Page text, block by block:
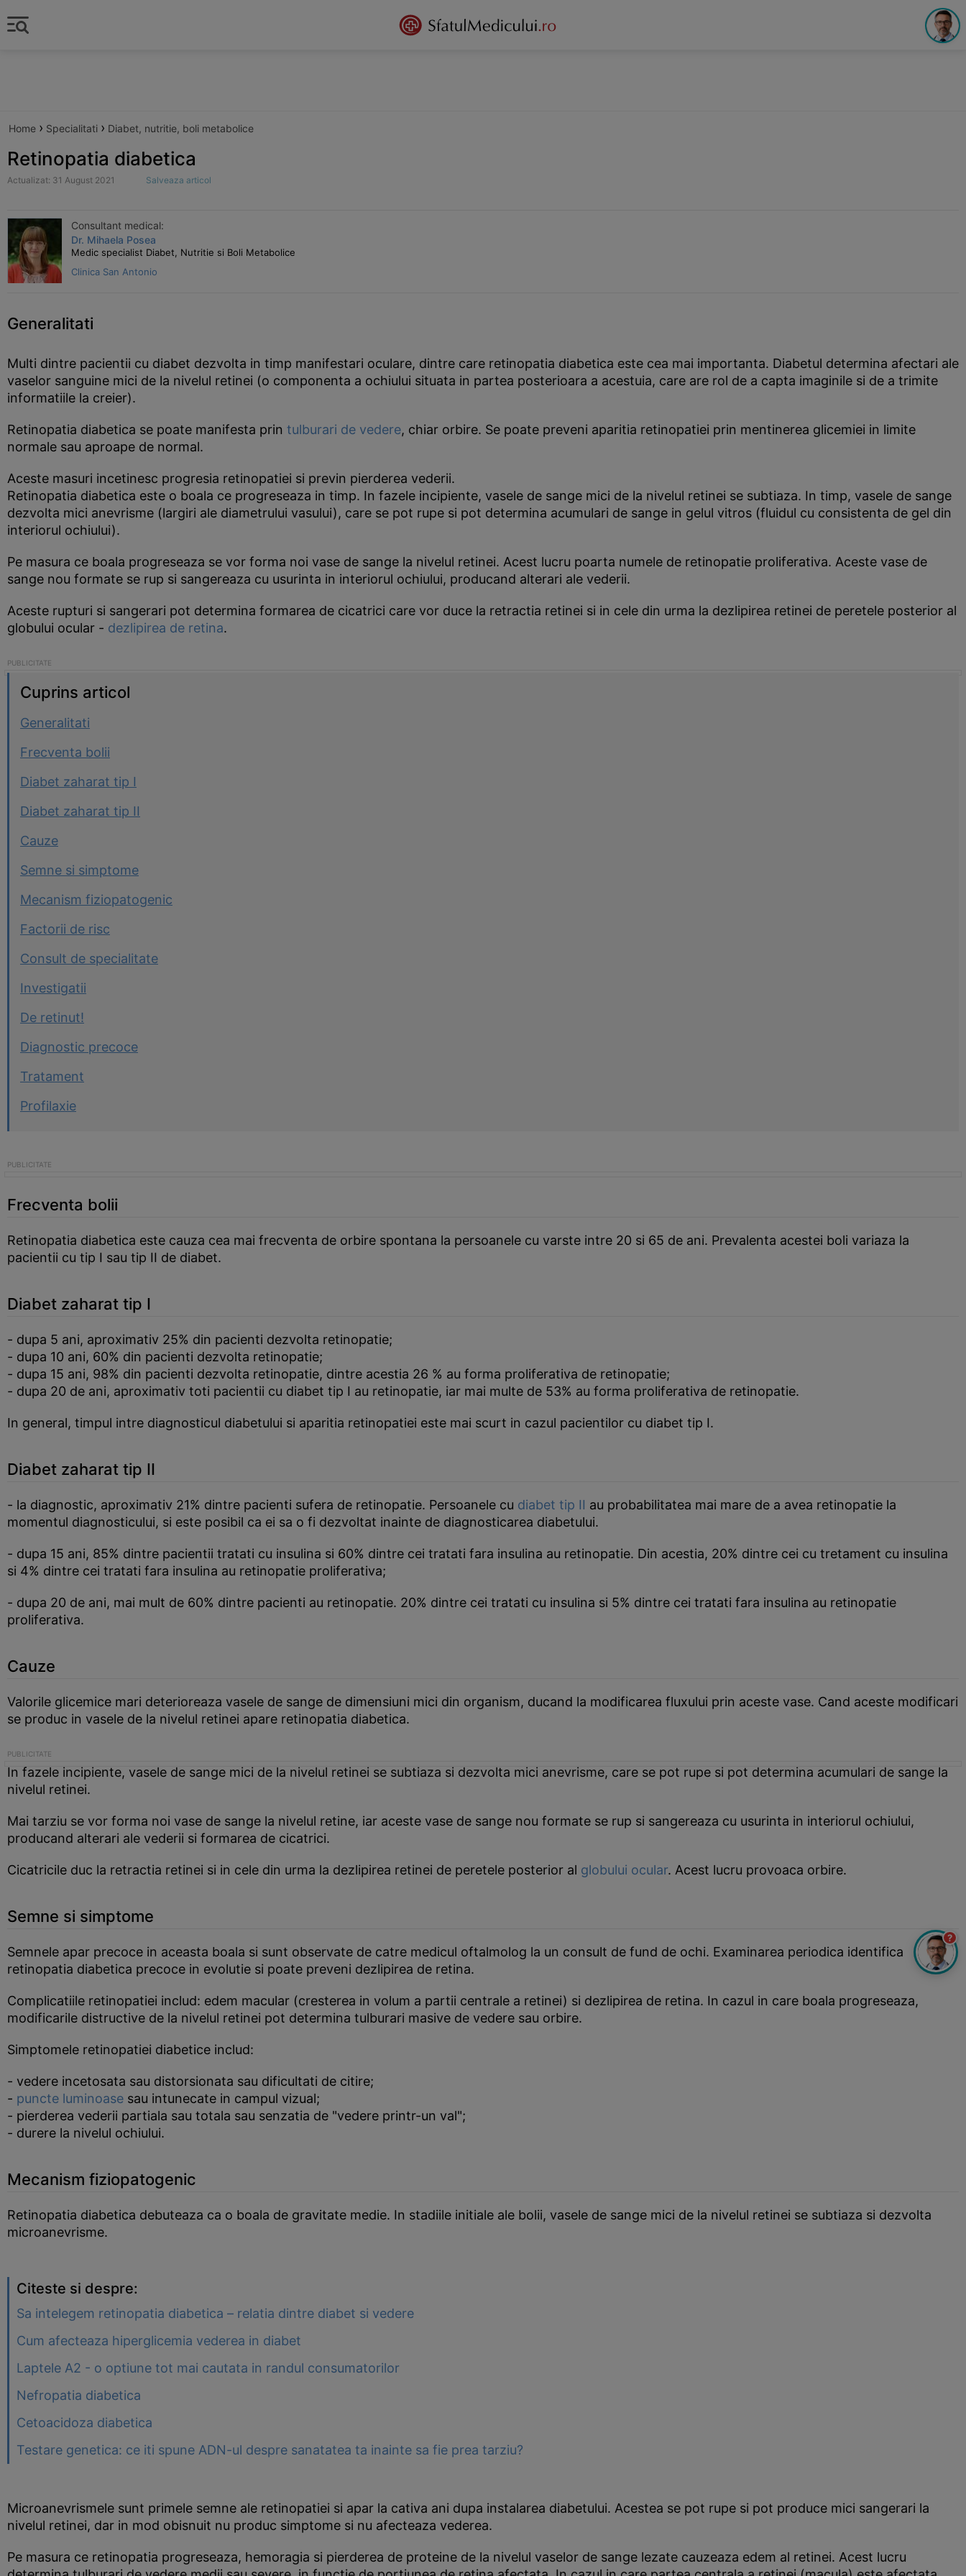
Home › Specialitati › Diabet, nutritie, boli metabolice
Retinopatia diabetica
Actualizat: 31 August 2021 Salveaza articol
Consultant medical:
Dr. Mihaela Posea
Medic specialist Diabet, Nutritie si Boli Metabolice
Clinica San Antonio
Generalitati
Multi dintre pacientii cu diabet dezvolta in timp manifestari oculare, dintre care retinopatia diabetica este cea mai importanta. Diabetul determina afectari ale
vaselor sanguine mici de la nivelul retinei (o componenta a ochiului situata in partea posterioara a acestuia, care are rol de a capta imaginile si de a trimite
informatiile la creier).
Retinopatia diabetica se poate manifesta prin tulburari de vedere, chiar orbire. Se poate preveni aparitia retinopatiei prin mentinerea glicemiei in limite
normale sau aproape de normal.
Aceste masuri incetinesc progresia retinopatiei si previn pierderea vederii.
Retinopatia diabetica este o boala ce progreseaza in timp. In fazele incipiente, vasele de sange mici de la nivelul retinei se subtiaza. In timp, vasele de sange
dezvolta mici anevrisme (largiri ale diametrului vasului), care se pot rupe si pot determina acumulari de sange in gelul vitros (fluidul cu consistenta de gel din
interiorul ochiului).
Pe masura ce boala progreseaza se vor forma noi vase de sange la nivelul retinei. Acest lucru poarta numele de retinopatie proliferativa. Aceste vase de
sange nou formate se rup si sangereaza cu usurinta in interiorul ochiului, producand alterari ale vederii.
Aceste rupturi si sangerari pot determina formarea de cicatrici care vor duce la retractia retinei si in cele din urma la dezlipirea retinei de peretele posterior al
globului ocular - dezlipirea de retina.
Cuprins articol
Generalitati
Frecventa bolii
Diabet zaharat tip I
Diabet zaharat tip II
Cauze
Semne si simptome
Mecanism fiziopatogenic
Factorii de risc
Consult de specialitate
Investigatii
De retinut!
Diagnostic precoce
Tratament
Profilaxie
Frecventa bolii
Retinopatia diabetica este cauza cea mai frecventa de orbire spontana la persoanele cu varste intre 20 si 65 de ani. Prevalenta acestei boli variaza la
pacientii cu tip I sau tip II de diabet.
Diabet zaharat tip I
- dupa 5 ani, aproximativ 25% din pacienti dezvolta retinopatie;
- dupa 10 ani, 60% din pacienti dezvolta retinopatie;
- dupa 15 ani, 98% din pacienti dezvolta retinopatie, dintre acestia 26 % au forma proliferativa de retinopatie;
- dupa 20 de ani, aproximativ toti pacientii cu diabet tip I au retinopatie, iar mai multe de 53% au forma proliferativa de retinopatie.
In general, timpul intre diagnosticul diabetului si aparitia retinopatiei este mai scurt in cazul pacientilor cu diabet tip I.
Diabet zaharat tip II
- la diagnostic, aproximativ 21% dintre pacienti sufera de retinopatie. Persoanele cu diabet tip II au probabilitatea mai mare de a avea retinopatie la
momentul diagnosticului, si este posibil ca ei sa o fi dezvoltat inainte de diagnosticarea diabetului.
- dupa 15 ani, 85% dintre pacientii tratati cu insulina si 60% dintre cei tratati fara insulina au retinopatie. Din acestia, 20% dintre cei cu tretament cu insulina
si 4% dintre cei tratati fara insulina au retinopatie proliferativa;
- dupa 20 de ani, mai mult de 60% dintre pacienti au retinopatie. 20% dintre cei tratati cu insulina si 5% dintre cei tratati fara insulina au retinopatie
proliferativa.
Cauze
Valorile glicemice mari deterioreaza vasele de sange de dimensiuni mici din organism, ducand la modificarea fluxului prin aceste vase. Cand aceste modificari
se produc in vasele de la nivelul retinei apare retinopatia diabetica.
In fazele incipiente, vasele de sange mici de la nivelul retinei se subtiaza si dezvolta mici anevrisme, care se pot rupe si pot determina acumulari de sange la
nivelul retinei.
Mai tarziu se vor forma noi vase de sange la nivelul retine, iar aceste vase de sange nou formate se rup si sangereaza cu usurinta in interiorul ochiului,
producand alterari ale vederii si formarea de cicatrici.
Cicatricile duc la retractia retinei si in cele din urma la dezlipirea retinei de peretele posterior al globului ocular. Acest lucru provoaca orbire.
Semne si simptome
Semnele apar precoce in aceasta boala si sunt observate de catre medicul oftalmolog la un consult de fund de ochi. Examinarea periodica identifica
retinopatia diabetica precoce in evolutie si poate preveni dezlipirea de retina.
Complicatiile retinopatiei includ: edem macular (cresterea in volum a partii centrale a retinei) si dezlipirea de retina. In cazul in care boala progreseaza,
modificarile distructive de la nivelul retinei pot determina tulburari masive de vedere sau orbire.
Simptomele retinopatiei diabetice includ:
- vedere incetosata sau distorsionata sau dificultati de citire;
- puncte luminoase sau intunecate in campul vizual;
- pierderea vederii partiala sau totala sau senzatia de "vedere printr-un val";
- durere la nivelul ochiului.
Mecanism fiziopatogenic
Retinopatia diabetica debuteaza ca o boala de gravitate medie. In stadiile initiale ale bolii, vasele de sange mici de la nivelul retinei se subtiaza si dezvolta
microanevrisme.
Citeste si despre:
Sa intelegem retinopatia diabetica – relatia dintre diabet si vedere
Cum afecteaza hiperglicemia vederea in diabet
Laptele A2 - o optiune tot mai cautata in randul consumatorilor
Nefropatia diabetica
Cetoacidoza diabetica
Testare genetica: ce iti spune ADN-ul despre sanatatea ta inainte sa fie prea tarziu?
Microanevrismele sunt primele semne ale retinopatiei si apar la cativa ani dupa instalarea diabetului. Acestea se pot rupe si pot produce mici sangerari la
nivelul retinei, dar in mod obisnuit nu produc simptome si nu afecteaza vederea.
Pe masura ce retinopatia progreseaza, hemoragia si pierderea de proteine de la nivelul vaselor de sange lezate cauzeaza edem al retinei. Acest lucru
?